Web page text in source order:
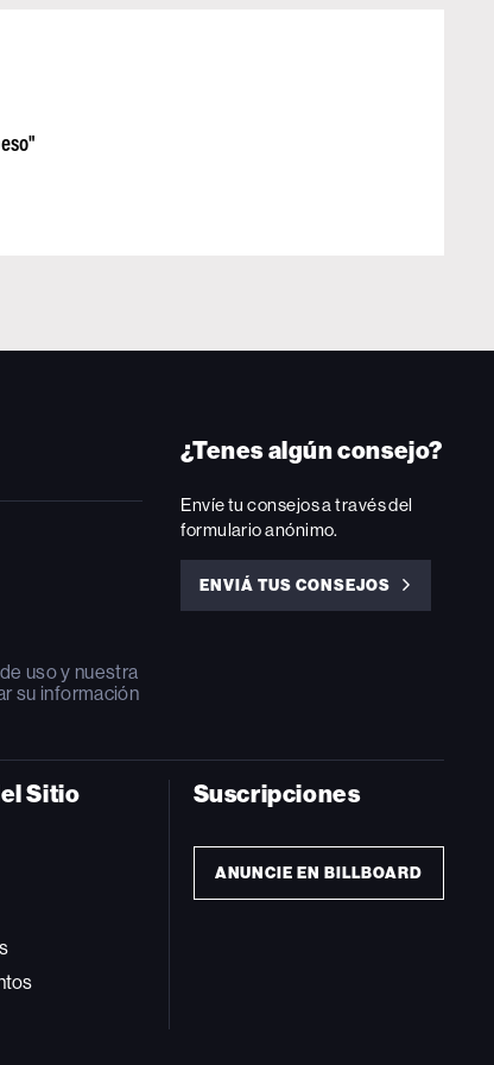
usoy nuestra
su información
¿Tenes algún consejo?
Envíe tu consejos a través del
formulario anónimo.
ENVIÁ TUS CONSEJOS
ENVIÁ
Sitio Suscripciones
ANUNCIE EN BILLBOARD